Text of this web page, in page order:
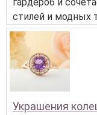
стилей и модных
Украшения